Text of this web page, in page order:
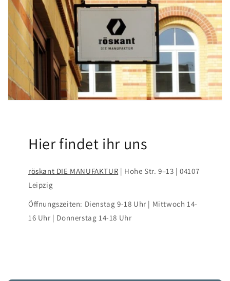
Hier findet ihr uns
röskant DIE MANUFAKTUR | Hohe Str. 9–13 | 04107
Leipzig
Öffnungszeiten: Dienstag 9-18 Uhr | Mittwoch 14-
16 Uhr | Donnerstag 14-18 Uhr